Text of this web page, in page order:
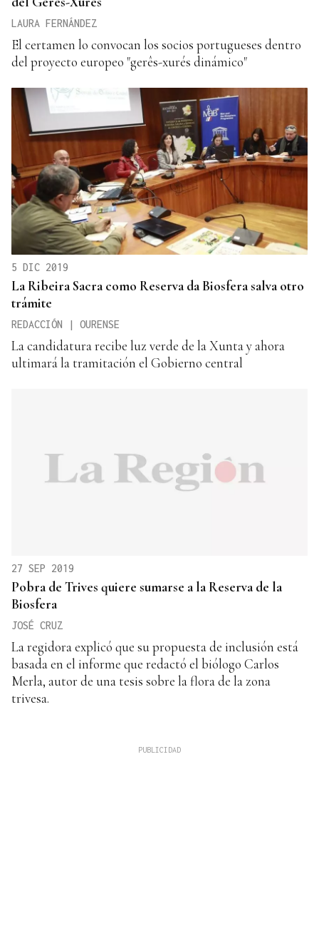
LAURA FERNÁNDEZ
El certamen lo convocan los socios portugueses dentro
del proyecto europeo "gerês-xurés dinámico"
5 DIC 2019
La Ribeira Sacra como Reserva da Biosfera salva otro
trámite
REDACCIÓN | OURENSE
La candidatura recibe luz verde de la Xunta y ahora
ultimará la tramitación el Gobierno central
27 SEP 2019
Pobra de Trives quiere sumarse a la Reserva de la
Biosfera
JOSÉ CRUZ
La regidora explicó que su propuesta de inclusión está
basada en el informe que redactó el biólogo Carlos
Merla, autor de una tesis sobre la flora de la zona
trivesa.